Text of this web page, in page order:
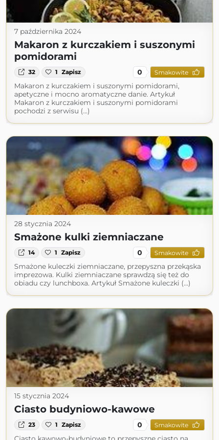
7 października 2024
Makaron z kurczakiem i suszonymi
pomidorami
32 1 Zapisz 0 Smakowite
Makaron z kurczakiem i suszonymi pomidorami,
apetyczne i mocno aromatyczne danie. Artykuł
Makaron z kurczakiem i suszonymi pomidorami
pochodzi z serwisu (...)
28 stycznia 2024
Smażone kulki ziemniaczane
14 1 Zapisz 0 Smakowite
Smażone kuleczki ziemniaczane, przepyszna przekąska
imprezowa. Kulki ziemniaczane sprawdzą się też do
obiadu czy lunchboxa. Artykuł Smażone kuleczki (...)
15 stycznia 2024
Ciasto budyniowo-kawowe
23 1 Zapisz 0 Smakowite